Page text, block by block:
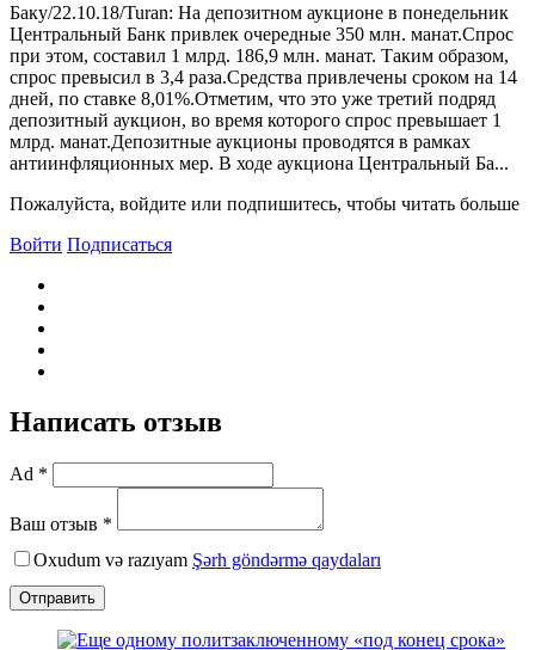
Баку/22.10.18/Turan: На депозитном аукционе в понедельник
Центральный Банк привлек очередные 350 млн. манат.Спрос
при этом, составил 1 млрд. 186,9 млн. манат. Таким образом,
спрос превысил в 3,4 раза.Средства привлечены сроком на 14
дней, по ставке 8,01%.Отметим, что это уже третий подряд
депозитный аукцион, во время которого спрос превышает 1
млрд. манат.Депозитные аукционы проводятся в рамках
антиинфляционных мер. B ходе аукциона Центральный Ба...
Пожалуйста, войдите или подпишитесь, чтобы читать больше
Войти Подписаться
Написать отзыв
Ad *
Ваш отзыв *
Oxudum və razıyam Şərh göndərmə qaydaları
Отправить